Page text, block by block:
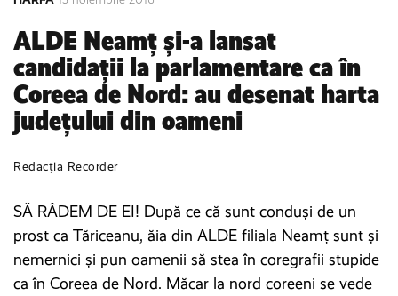
ALDE Neamț și-a lansat
candidații la parlamentare ca în
Coreea de Nord: au desenat harta
județului din oameni
Redacția Recorder
SĂ RÂDEM DE EI! După ce că sunt conduși de un
prost ca Tăriceanu, ăia din ALDE filiala Neamț sunt și
nemernici și pun oamenii să stea în coregrafii stupide
ca în Coreea de Nord. Măcar la nord coreeni se vede